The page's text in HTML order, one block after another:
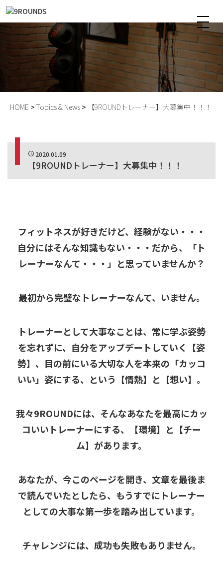
トピックス & ニュース
HOME Topics & News 【9ROUNDトレーナー】大募集中！！！
2020.01.09
【9ROUNDトレーナー】大募集中！！！
フィットネスが好きだけど、経験がない・・・
自分にはそんな知識もない・・・だから、「ト
レーナーなんて・・・」と思っていませんか？
最初から完璧なトレーナーなんて、いません。
トレーナーとして大事なことは、常に学ぶ姿勢
を忘れずに、自分をアップデートしていく【姿
勢】、目の前にいる大切な人を本来の「カッコ
いい」姿にする、という【情熱】と【想い】。
我々9ROUNDには、そんなあなたを最高にカッ
コいいトレーナーにする、【環境】と【チー
ム】があります。
あなたが、今このページを開き、文章を最後ま
で読んでいたとしたら、もうすでにトレーナー
としての大事な第一歩を踏み出しています。
チャレンジには、成功も失敗もありません。